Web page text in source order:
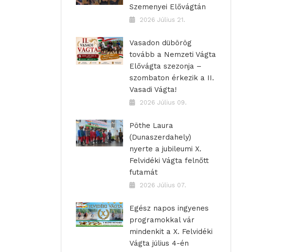
Szemenyei Elővágtán
2026 Július 21.
Vasadon dübörög
tovább a Nemzeti Vágta
Elővágta szezonja –
szombaton érkezik a II.
Vasadi Vágta!
2026 Július 09.
Pöthe Laura
(Dunaszerdahely)
nyerte a jubileumi X.
Felvidéki Vágta felnőtt
futamát
2026 Július 07.
Egész napos ingyenes
programokkal vár
mindenkit a X. Felvidéki
Vágta július 4-én